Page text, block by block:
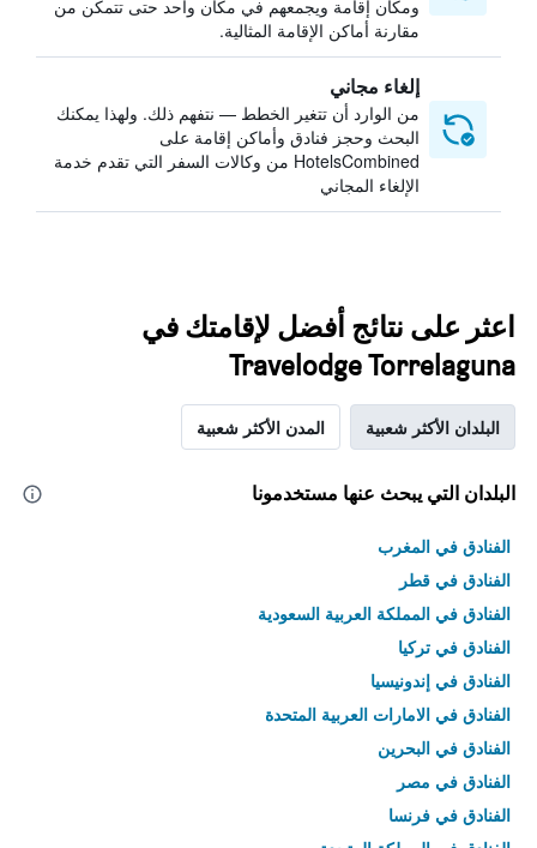
ومكان إقامة ويجمعهم في مكان واحد حتى تتمكن من
مقارنة أماكن الإقامة المثالية.
إلغاء مجاني
من الوارد أن تتغير الخطط — نتفهم ذلك. ولهذا يمكنك
البحث وحجز فنادق وأماكن إقامة على
HotelsCombined من وكالات السفر التي تقدم خدمة
الإلغاء المجاني
اعثر على نتائج أفضل لإقامتك في
Travelodge Torrelaguna
البلدان الأكثر شعبية المدن الأكثر شعبية
البلدان التي يبحث عنها مستخدمونا
الفنادق في المغرب
الفنادق في قطر
الفنادق في المملكة العربية السعودية
الفنادق في تركيا
الفنادق في إندونيسيا
الفنادق في الامارات العربية المتحدة
الفنادق في البحرين
الفنادق في مصر
الفنادق في فرنسا